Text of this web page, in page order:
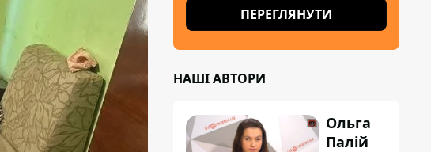
ПЕРЕГЛЯНУТИ
НАШІ АВТОРИ
Ольга
Палій